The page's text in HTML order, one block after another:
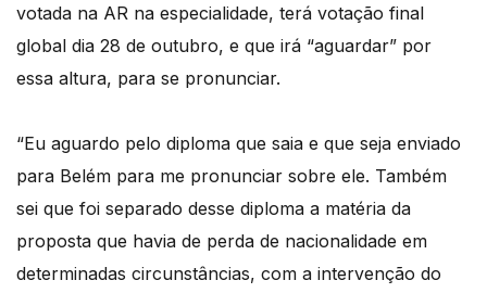
votada na AR na especialidade, terá votação final
global dia 28 de outubro, e que irá “aguardar” por
essa altura, para se pronunciar.
“Eu aguardo pelo diploma que saia e que seja enviado
para Belém para me pronunciar sobre ele. Também
sei que foi separado desse diploma a matéria da
proposta que havia de perda de nacionalidade em
determinadas circunstâncias, com a intervenção do